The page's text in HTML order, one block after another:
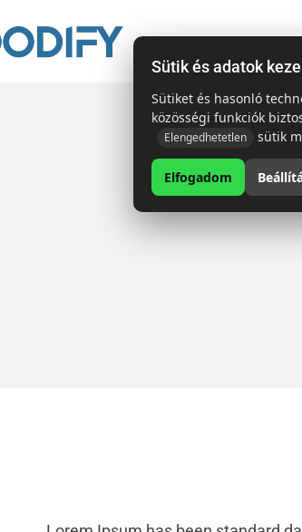
Kezdőlap
Sütik és adatok
Sütiket és hasonló
közösségi funkciók
Elengedhetetlen sütik
Elfogadom